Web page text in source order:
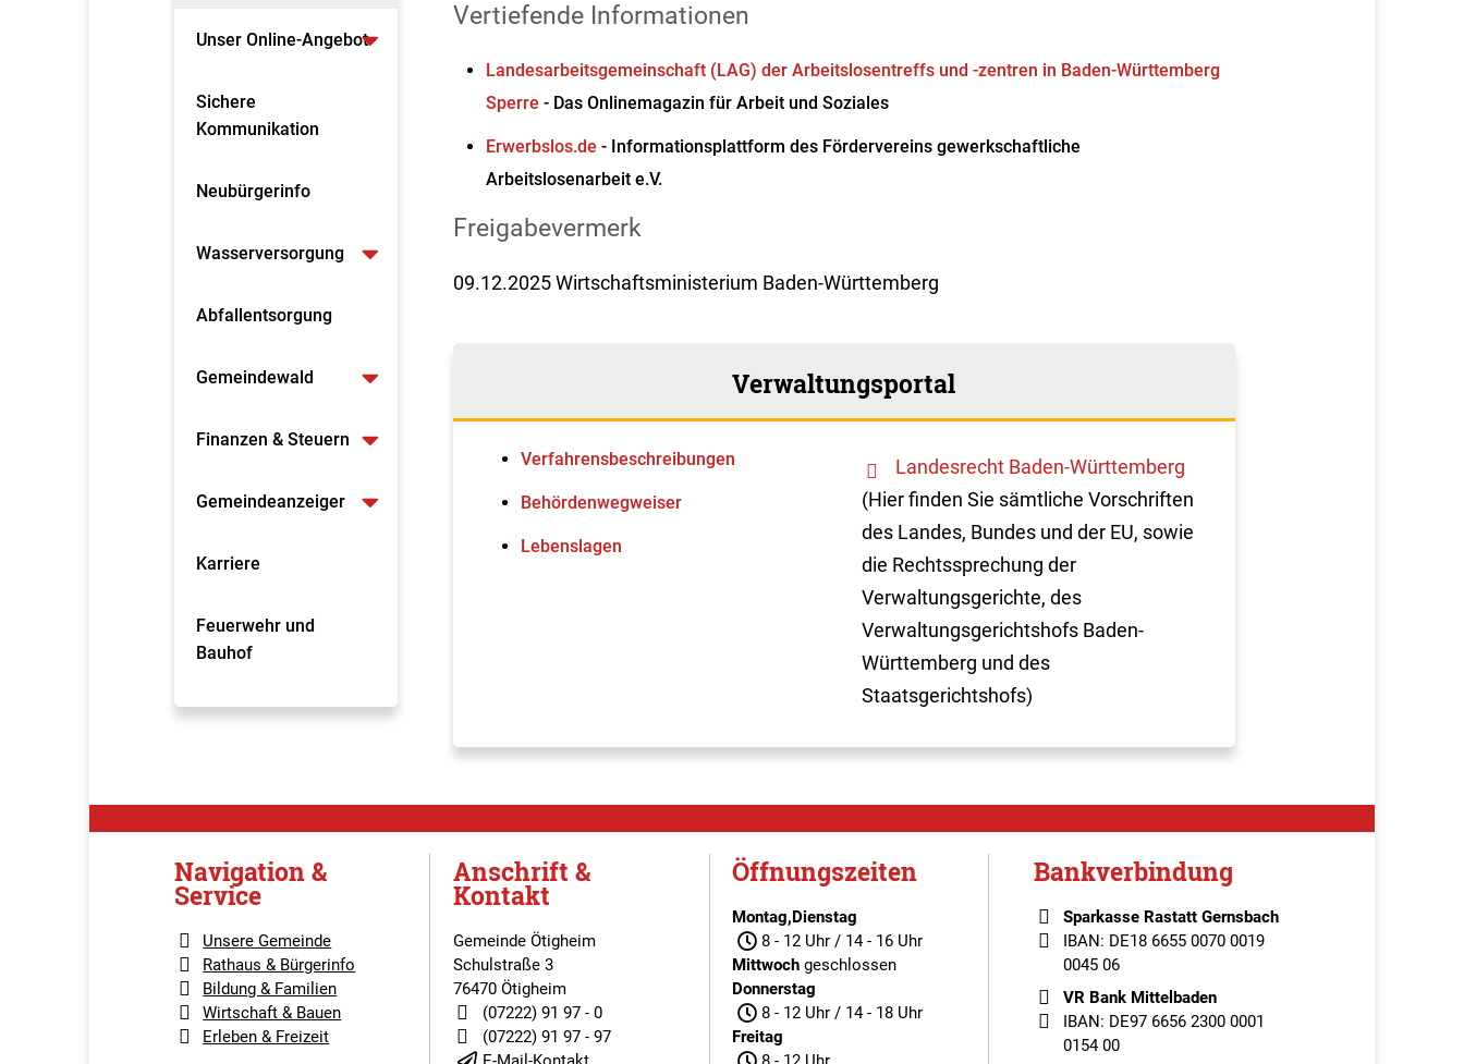
Unser Online-Angebot
Sichere
Kommunikation
Neubürgerinfo
Wasserversorgung
Abfallentsorgung
Gemeindewald
Finanzen & Steuern
Gemeindeanzeiger
Karriere
Feuerwehr und
Bauhof
Vertiefende Informationen
Landesarbeitsgemeinschaft (LAG) der Arbeitslosentreffs und -zentren in Baden-Württemberg
Sperre - Das Onlinemagazin für Arbeit und Soziales
Erwerbslos.de - Informationsplattform des Fördervereins gewerkschaftliche
Arbeitslosenarbeit e.V.
Freigabevermerk
09.12.2025 Wirtschaftsministerium Baden-Württemberg
Verwaltungsportal
Verfahrens­beschreibungen
Behördenwegweiser
Lebenslagen
Landesrecht Baden-Württemberg
(Hier finden Sie sämtliche Vorschriften
des Landes, Bundes und der EU, sowie
die Rechtssprechung der
Verwaltungsgerichte, des
Verwaltungsgerichtshofs Baden-
Württemberg und des
Staatsgerichtshofs)
Navigation &
Service
Unsere Gemeinde
Rathaus & Bürgerinfo
Bildung & Familien
Wirtschaft & Bauen
Erleben & Freizeit
Anschrift &
Kontakt
Gemeinde Ötigheim
Schulstraße 3
76470 Ötigheim
(07222) 91 97 - 0
(07222) 91 97 - 97
Öffnungszeiten
Montag,Dienstag
8 - 12 Uhr / 14 - 16 Uhr
Mittwoch geschlossen
Donnerstag
8 - 12 Uhr / 14 - 18 Uhr
Freitag
Bankverbindung
Sparkasse Rastatt Gernsbach
IBAN: DE18 6655 0070 0019
0045 06
VR Bank Mittelbaden
IBAN: DE97 6656 2300 0001
0154 00